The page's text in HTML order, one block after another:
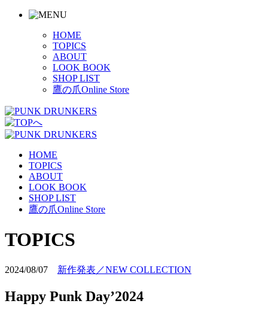
HOME
TOPICS
ABOUT
LOOK BOOK
SHOP LIST
鷹の爪Online Store
HOME
TOPICS
ABOUT
LOOK BOOK
SHOP LIST
鷹の爪Online Store
TOPICS
2024/08/07 新作発表／NEW COLLECTION
Happy Punk Day’2024